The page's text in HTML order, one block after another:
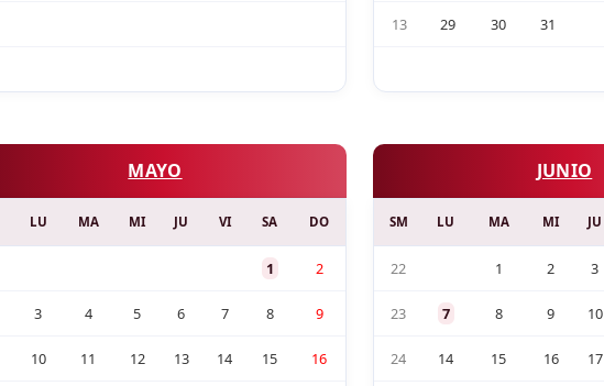
13 29 30 31
MAYO
LU MA MI JU VI SA DO
1 2
3 4 5 6 7 8 9
10 11 12 13 14 15 16
JUNIO
SM LU MA MI JU
22 1 2 3
23 7 8 9 10
24 14 15 16 17